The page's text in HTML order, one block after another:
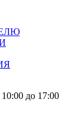
до 17:00